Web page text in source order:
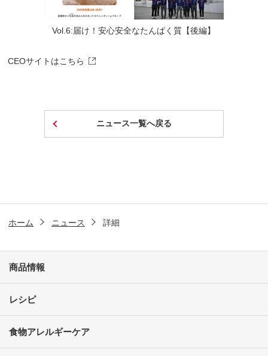
Vol.6:届け！安心安全なたんぱく質【後編】
CEOサイトはこちら
ニュース一覧へ戻る
ホーム ニュース 詳細
商品情報
レシピ
食物アレルギーケア